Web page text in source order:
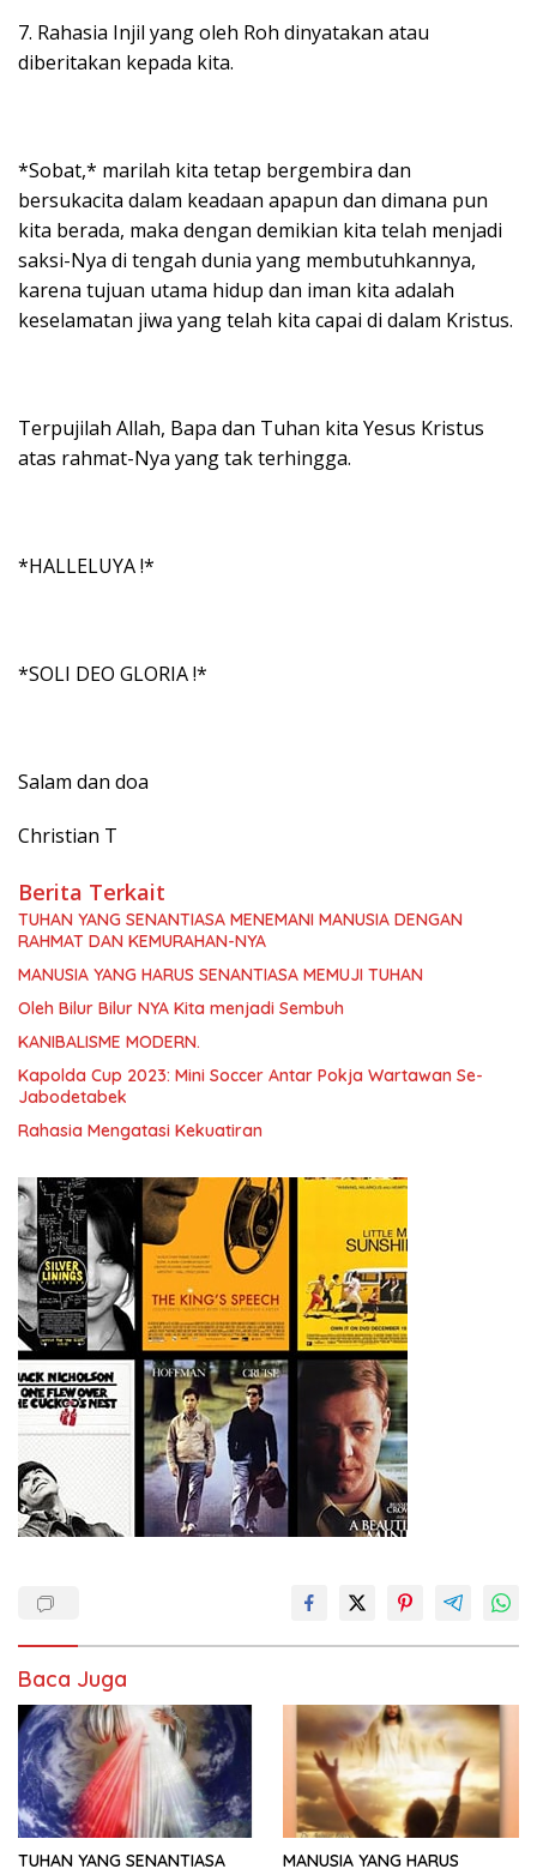
7. Rahasia Injil yang oleh Roh dinyatakan atau
diberitakan kepada kita.
*Sobat,* marilah kita tetap bergembira dan
bersukacita dalam keadaan apapun dan dimana pun
kita berada, maka dengan demikian kita telah menjadi
saksi-Nya di tengah dunia yang membutuhkannya,
karena tujuan utama hidup dan iman kita adalah
keselamatan jiwa yang telah kita capai di dalam Kristus.
Terpujilah Allah, Bapa dan Tuhan kita Yesus Kristus
atas rahmat-Nya yang tak terhingga.
*HALLELUYA !*
*SOLI DEO GLORIA !*
Salam dan doa
Christian T
Berita Terkait
TUHAN YANG SENANTIASA MENEMANI MANUSIA DENGAN
RAHMAT DAN KEMURAHAN-NYA
MANUSIA YANG HARUS SENANTIASA MEMUJI TUHAN
Oleh Bilur Bilur NYA Kita menjadi Sembuh
KANIBALISME MODERN.
Kapolda Cup 2023: Mini Soccer Antar Pokja Wartawan Se-
Jabodetabek
Rahasia Mengatasi Kekuatiran
Baca Juga
TUHAN YANG SENANTIASA MANUSIA YANG HARUS